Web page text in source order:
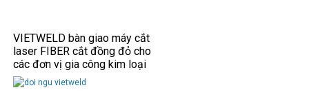
VIETWELD bàn giao máy cắt
laser FIBER cắt đồng đỏ cho
các đơn vị gia công kim loại
tấm.